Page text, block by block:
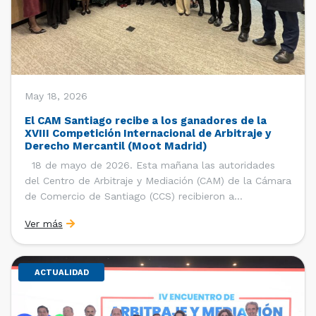
May 18, 2026
El CAM Santiago recibe a los ganadores de la
XVIII Competición Internacional de Arbitraje y
Derecho Mercantil (Moot Madrid)
18 de mayo de 2026. Esta mañana las autoridades
del Centro de Arbitraje y Mediación (CAM) de la Cámara
de Comercio de Santiago (CCS) recibieron a
Facultad de Derecho de la Universidad de Chile que se
consagró como ganador de la […]
Ver más
ACTUALIDAD